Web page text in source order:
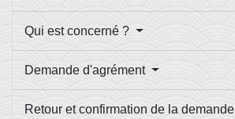
Qui est concerné ?
Demande d'agrément
Retour et confirmation de la demande